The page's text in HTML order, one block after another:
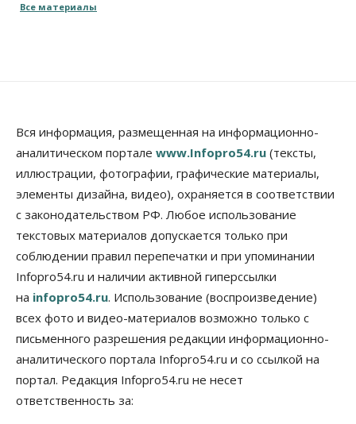
Общество
заключили под стражу
07 Августа 2026, 10:15
Общество
Недели жары повлияли на урожай в
Новосибирской области, но режима ЧС не будет
Бизнес Право&Порядок
Предприятия Новосибирска
выстраивают системы защиты от атак БПЛА
07 Августа 2026, 09:00
Бизнес
По «Сибэлектротерму» выдали исполнительные
листы на полмиллиарда рублей
07 Августа 2026, 08:00
Все материалы
Вся информация, размещенная на информационно-
аналитическом портале www.Infopro54.ru (тексты,
иллюстрации, фотографии, графические материалы,
элементы дизайна, видео), охраняется в соответствии
с законодательством РФ. Любое использование
текстовых материалов допускается только при
соблюдении правил перепечатки и при упоминании
Infopro54.ru и наличии активной гиперссылки
на infopro54.ru. Использование (воспроизведение)
всех фото и видео-материалов возможно только с
письменного разрешения редакции информационно-
аналитического портала Infopro54.ru и со ссылкой на
портал. Редакция Infopro54.ru не несет
ответственность за: